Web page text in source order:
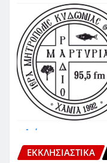
ΕΚΚΛΗΣΙΑΣΤΙΚΆ